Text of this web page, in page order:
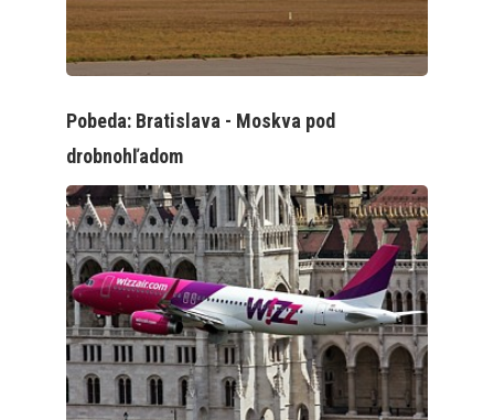
Pobeda: Bratislava - Moskva pod
drobnohľadom